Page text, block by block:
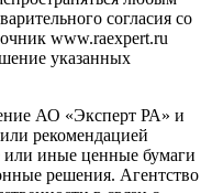
согласия со
www.raexpert.ru
указанных
АО «Эксперт РА» и
рекомендацией
или иные ценные бумаги
решения. Агентство